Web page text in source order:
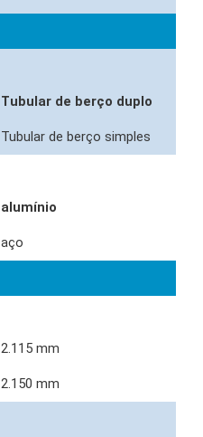
Tubular de berço duplo
Tubular de berço simples
alumínio
aço
2.115 mm
2.150 mm